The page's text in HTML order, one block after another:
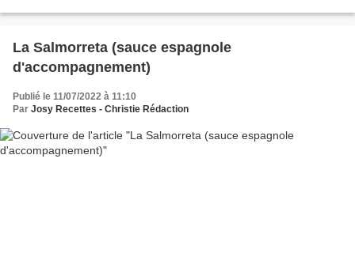
La Salmorreta (sauce espagnole
d'accompagnement)
Publié le 11/07/2022 à 11:10
Par Josy Recettes - Christie Rédaction